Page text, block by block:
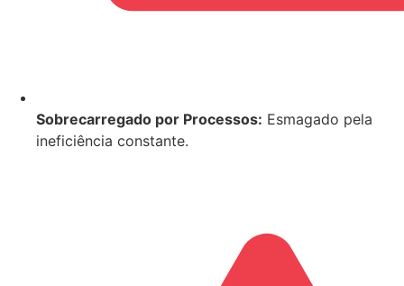
Sobrecarregado por Processos: Esmagado pela
ineficiência constante.